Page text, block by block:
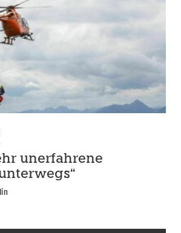
unerfahrene